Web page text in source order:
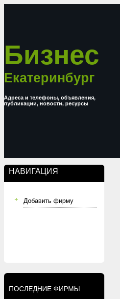
Бизнес
Екатеринбург
Адреса и телефоны, объявления,
публикации, новости, ресурсы
НАВИГАЦИЯ
Добавить фирму
ПОСЛЕДНИЕ ФИРМЫ